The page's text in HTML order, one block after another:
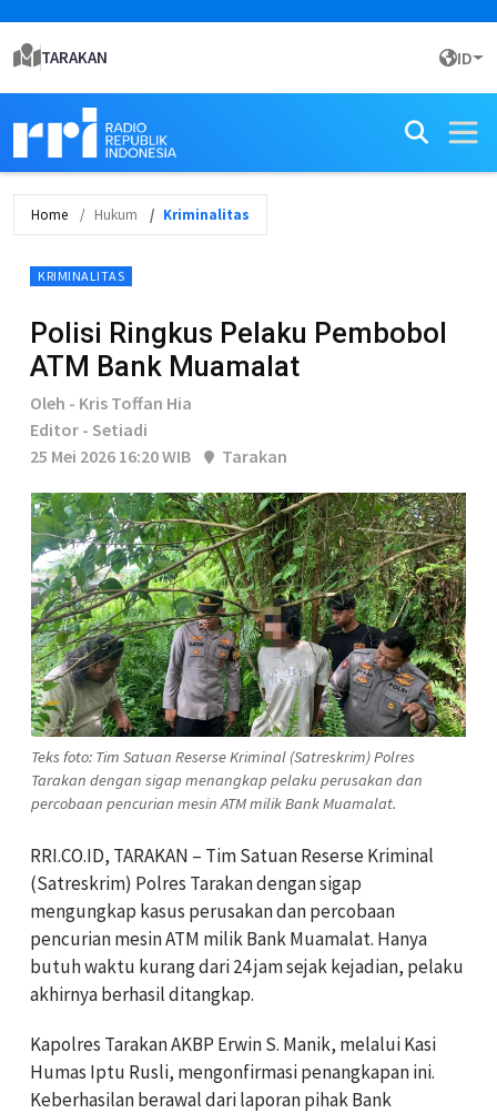
TARAKAN ID
Home Hukum Kriminalitas
KRIMINALITAS
Polisi Ringkus Pelaku Pembobol
ATM Bank Muamalat
Oleh - Kris Toffan Hia
Editor - Setiadi
25 Mei 2026 16:20 WIB
Tarakan
Teks foto: Tim Satuan Reserse Kriminal (Satreskrim) Polres
Tarakan dengan sigap menangkap pelaku perusakan dan
percobaan pencurian mesin ATM milik Bank Muamalat.
RRI.CO.ID, TARAKAN – Tim Satuan Reserse Kriminal
(Satreskrim) Polres Tarakan dengan sigap
mengungkap kasus perusakan dan percobaan
pencurian mesin ATM milik Bank Muamalat. Hanya
butuh waktu kurang dari 24 jam sejak kejadian, pelaku
akhirnya berhasil ditangkap.
Kapolres Tarakan AKBP Erwin S. Manik, melalui Kasi
Humas Iptu Rusli, mengonfirmasi penangkapan ini.
Keberhasilan berawal dari laporan pihak Bank